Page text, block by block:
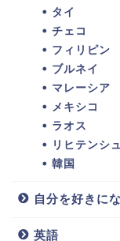
タイ
チェコ
フィリピン
ブルネイ
マレーシア
メキシコ
ラオス
リヒテンシ
韓国
自分を好きに
英語